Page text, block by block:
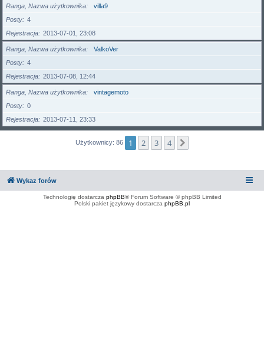
Ranga, Nazwa użytkownika
villa9
Posty
4
Rejestracja
2013-07-01, 23:08
Ranga, Nazwa użytkownika
ValkoVer
Posty
4
Rejestracja
2013-07-08, 12:44
Ranga, Nazwa użytkownika
vintagemoto
Posty
0
Rejestracja
2013-07-11, 23:33
Użytkownicy: 86 1 2 3 4
Wykaz forów
Technologię dostarcza phpBB® Forum Software © phpBB Limited
Polski pakiet językowy dostarcza phpBB.pl